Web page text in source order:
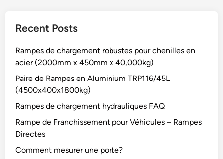
Recent Posts
Rampes de chargement robustes pour chenilles en
acier (2000mm x 450mm x 40,000kg)
Paire de Rampes en Aluminium TRP116/45L
(4500x400x1800kg)
Rampes de chargement hydrauliques FAQ
Rampe de Franchissement pour Véhicules – Rampes
Directes
Comment mesurer une porte?